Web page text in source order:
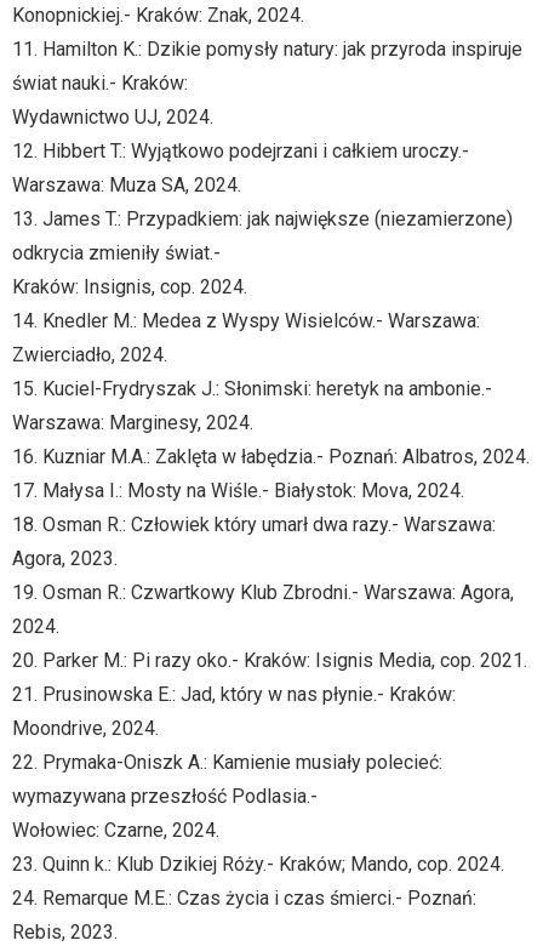
Konopnickiej.- Kraków: Znak, 2024.
11. Hamilton K.: Dzikie pomysły natury: jak przyroda inspiruje
świat nauki.- Kraków:
Wydawnictwo UJ, 2024.
12. Hibbert T.: Wyjątkowo podejrzani i całkiem uroczy.-
Warszawa: Muza SA, 2024.
13. James T.: Przypadkiem: jak największe (niezamierzone)
odkrycia zmieniły świat.-
Kraków: Insignis, cop. 2024.
14. Knedler M.: Medea z Wyspy Wisielców.- Warszawa:
Zwierciadło, 2024.
15. Kuciel-Frydryszak J.: Słonimski: heretyk na ambonie.-
Warszawa: Marginesy, 2024.
16. Kuzniar M.A.: Zaklęta w łabędzia.- Poznań: Albatros, 2024.
17. Małysa I.: Mosty na Wiśle.- Białystok: Mova, 2024.
18. Osman R.: Człowiek który umarł dwa razy.- Warszawa:
Agora, 2023.
19. Osman R.: Czwartkowy Klub Zbrodni.- Warszawa: Agora,
2024.
20. Parker M.: Pi razy oko.- Kraków: Isignis Media, cop. 2021.
21. Prusinowska E.: Jad, który w nas płynie.- Kraków:
Moondrive, 2024.
22. Prymaka-Oniszk A.: Kamienie musiały polecieć:
wymazywana przeszłość Podlasia.-
Wołowiec: Czarne, 2024.
23. Quinn k.: Klub Dzikiej Róży.- Kraków; Mando, cop. 2024.
24. Remarque M.E.: Czas życia i czas śmierci.- Poznań:
Rebis, 2023.